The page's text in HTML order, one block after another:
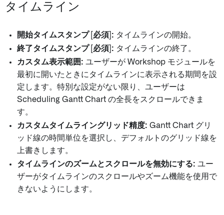
タイムライン
開始タイムスタンプ [必須]: タイムラインの開始。
終了タイムスタンプ [必須]: タイムラインの終了。
カスタム表示範囲: ユーザーが Workshop モジュールを
最初に開いたときにタイムラインに表示される期間を設
定します。特別な設定がない限り、ユーザーは
Scheduling Gantt Chart の全長をスクロールできま
す。
カスタムタイムライングリッド精度: Gantt Chart グリ
ッド線の時間単位を選択し、デフォルトのグリッド線を
上書きします。
タイムラインのズームとスクロールを無効にする: ユー
ザーがタイムラインのスクロールやズーム機能を使用で
きないようにします。